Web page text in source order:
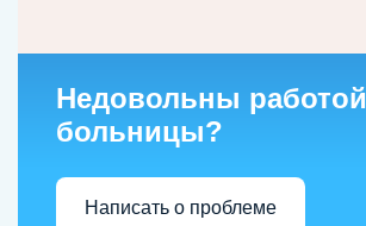
Недовольны работой
больницы?
Написать о проблеме